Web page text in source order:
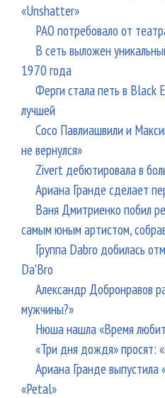
«Unshatter»
РАО потребовало от
В сеть выложен
1970 года
Ферги стала петь в Black
лучшей
Сосо Павлиашвили и
не вернулся»
Zivert дебютировала в
Ариана Гранде сделает
Ваня Дмитриенко побил
самым юным артистом,
Группа Dabro добилась
Da'Bro
Александр Добронравов
мужчины?»
Нюша нашла «Время
«Три дня дождя» просят:
Ариана Гранде выпустила
«Petal»